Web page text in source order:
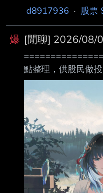
https://
01:20:54 經濟日報
綜合報導 記憶體大
到颱風尾。業界傳
億美 元的蘋果處理
生產交貨時程卡
列新機備貨狀況。
d8917936 · 股票
爆 [閒聊] 2026/08/
點整理，供股民做
08 台指期未平倉口
投信 +84,163 (-
指選未平倉口數 自
-2930 (-341) 外
首爾綜指 道瓊工
費城半導